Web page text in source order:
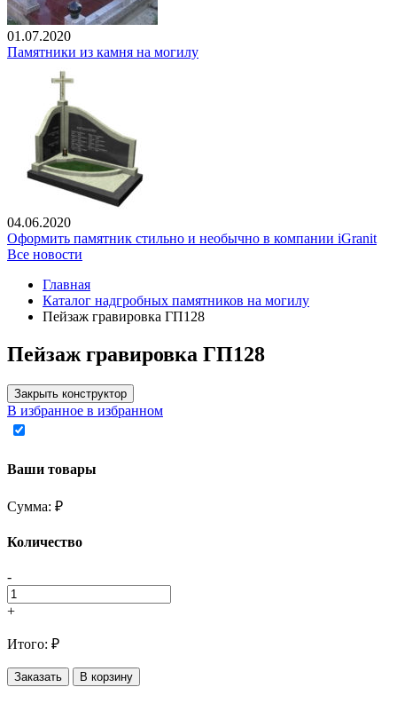
01.07.2020
Памятники из камня на могилу
04.06.2020
Оформить памятник стильно и необычно в компании iGranit
Все новости
Главная
Каталог надгробных памятников на могилу
Пейзаж гравировка ГП128
Пейзаж гравировка ГП128
Закрыть конструктор
В избранное в избранном
Ваши товары
Сумма: ₽
Количество
-
+
Итого: ₽
Заказать В корзину